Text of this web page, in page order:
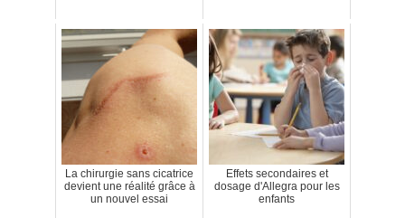
La chirurgie sans cicatrice
devient une réalité grâce à
un nouvel essai
Effets secondaires et
dosage d'Allegra pour les
enfants